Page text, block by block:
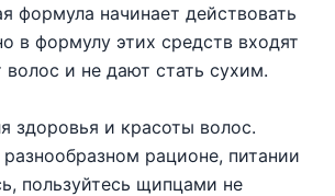
формула начинает действовать
в формулу этих средств входят
и не дают стать сухим.
здоровья и красоты волос.
рационе, питании
пользуйтесь щипцами не